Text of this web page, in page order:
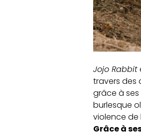
Jojo Rabbit
travers des
grâce à
burlesque
violence de
Grâce à